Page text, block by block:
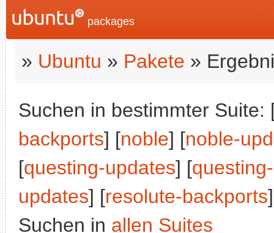
packages
» Ubuntu » Pakete »
Suchen in bestimmter Suite:
backports] [noble] [noble-
[questing-updates] [
updates] [resolute-backports
Suchen in allen Suites